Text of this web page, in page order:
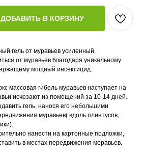
ДОБАВИТЬ В КОРЗИНУ
гель от муравьев усиленный.
от муравьев благодаря уникальному
мощный инсектицид.
массовая гибель муравьев наступает на
исчезают из помещений за 10-14 дней.
гель, нанося его небольшими
муравьев( вдоль плинтусов,
нанести на картонные подложки,
в местах передвижения меравьев.